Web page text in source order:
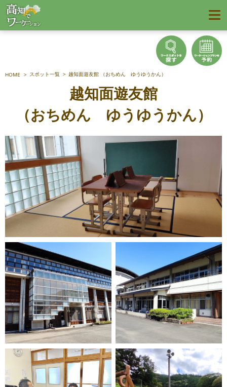
HOME スポット一覧 越知面遊友館 （おちめん ゆうゆうかん）
越知面遊友館
（おちめん ゆうゆうかん）